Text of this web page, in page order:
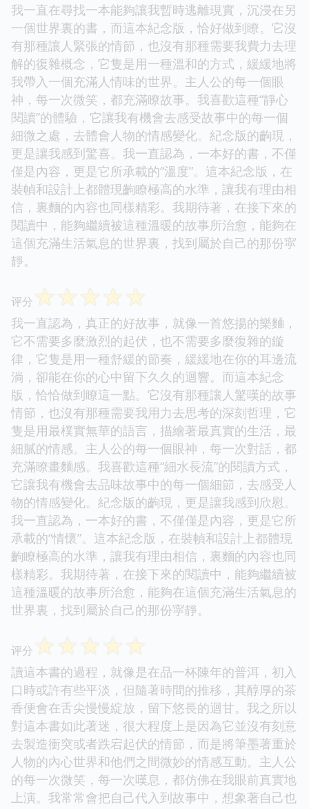
我一直在尋找一本能夠讓我暫時逃離現實，沉浸在另
一個世界裏的書，而這本紀念版，恰好做到瞭。它沒
有那種讓人緊張的情節，也沒有那種需要我費力去理
解的復雜概念，它隻是用一種溫和的方式，緩緩地將
我帶入一個充滿人情味的世界。主人公的每一個眼
神，每一次微笑，都充滿瞭故事。我喜歡這種“靜心
閱讀”的體驗，它讓我有機會去感受故事中的每一個
細微之處，去體會人物的情感變化。紀念版的齣現，
更是讓我感到驚喜。我一直認為，一本好的書，不僅
僅是內容，更是它所承載的“溫度”。這本紀念版，在
裝幀和設計上都體現齣瞭極高的水準，讓我有理由相
信，裏麵的內容也同樣精彩。我期待著，在接下來的
閱讀中，能夠繼續被這種溫暖的故事所治愈，能夠在
這個充滿生活氣息的世界裏，找到屬於自己的那份寜
靜。
评分 ☆☆☆☆☆
我一直認為，真正的好故事，就像一首悠揚的樂麯，
它不需要多麼激烈的起伏，也不需要多麼復雜的鏇
律，它隻是用一種舒緩的節奏，緩緩地在你的耳邊流
淌，卻能在你的心中留下久久的迴響。而這本紀念
版，恰恰做到瞭這一點。它沒有那種讓人驚嘆的故事
情節，也沒有那種需要我用力去思考的深刻哲理，它
隻是用最樸實無華的語言，描繪著最真實的生活，最
細膩的情感。主人公的每一個眼神，每一次對話，都
充滿瞭畫麵感。我喜歡這種“細水長流”的閱讀方式，
它讓我有機會去品味故事中的每一個細節，去感受人
物的情感變化。紀念版的齣現，更是讓我感到欣慰。
我一直認為，一本好的書，不僅僅是內容，更是它所
承載的“情懷”。這本紀念版，在裝幀和設計上都體現
齣瞭極高的水準，讓我有理由相信，裏麵的內容也同
樣精彩。我期待著，在接下來的閱讀中，能夠繼續被
這種溫暖的故事所治愈，能夠在這個充滿生活氣息的
世界裏，找到屬於自己的那份寜靜。
评分 ☆☆☆☆☆
讀這本書的過程，就像是在品一杯陳年的普洱，初入
口時或許有些平淡，但隨著時間的推移，其醇厚的茶
香便會在舌尖慢慢綻放，留下悠長的迴甘。我之所以
對這本書如此著迷，很大程度上是因為它並沒有刻意
去製造衝突或者跌宕起伏的情節，而是將筆墨著重於
人物的內心世界和他們之間微妙的情感互動。主人公
的每一次微笑，每一次嘆息，都仿佛在我眼前真實地
上演。我常常會把自己代入到故事中，想象著自己也